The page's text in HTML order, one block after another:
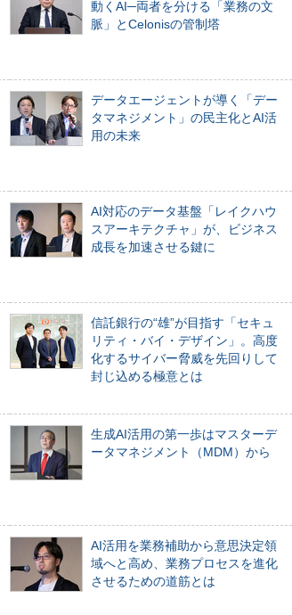
動くAI─両者を分ける「業務の文
脈」とCelonisの管制塔
データエージェントが導く「デー
タマネジメント」の民主化とAI活
用の未来
AI対応のデータ基盤「レイクハウ
スアーキテクチャ」が、ビジネス
成長を加速させる鍵に
信託銀行の“雄”が目指す「セキュ
リティ・バイ・デザイン」。高度
化するサイバー脅威を先回りして
封じ込める極意とは
生成AI活用の第一歩はマスターデ
ータマネジメント（MDM）から
AI活用を業務補助から意思決定領
域へと高め、業務プロセスを進化
させるための道筋とは